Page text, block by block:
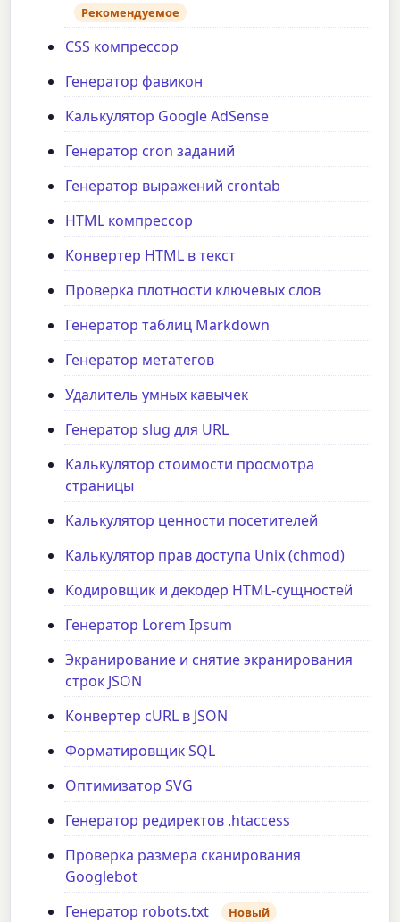
Рекомендуемое
CSS компрессор
Генератор фавикон
Калькулятор Google AdSense
Генератор cron заданий
Генератор выражений crontab
HTML компрессор
Конвертер HTML в текст
Проверка плотности ключевых слов
Генератор таблиц Markdown
Генератор метатегов
Удалитель умных кавычек
Генератор slug для URL
Калькулятор стоимости просмотра
страницы
Калькулятор ценности посетителей
Калькулятор прав доступа Unix (chmod)
Кодировщик и декодер HTML-сущностей
Генератор Lorem Ipsum
Экранирование и снятие экранирования
строк JSON
Конвертер cURL в JSON
Форматировщик SQL
Оптимизатор SVG
Генератор редиректов .htaccess
Проверка размера сканирования
Googlebot
Генератор robots.txt
Новый